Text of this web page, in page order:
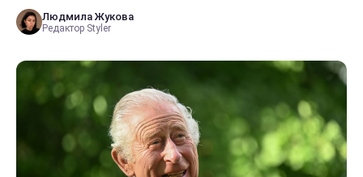
Людмила Жукова
Редактор Styler